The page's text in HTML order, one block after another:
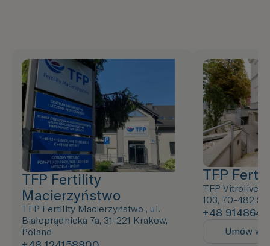
TFP Fertility
Macierzyństwo
TFP Fertility Macierzyństwo , ul.
Białoprądnicka 7a, 31-221 Krakow,
Poland
TFP
TFP Vitrolive ,
103, 70-482
+48
Umów